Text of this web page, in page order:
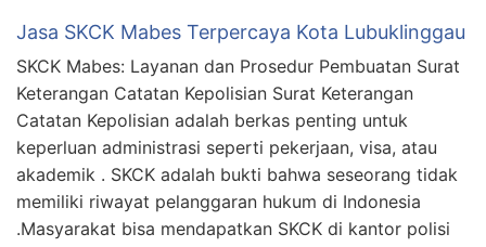
Jasa SKCK Mabes Terpercaya Kota Lubuklinggau
SKCK Mabes: Layanan dan Prosedur Pembuatan Surat
Keterangan Catatan Kepolisian Surat Keterangan
Catatan Kepolisian adalah berkas penting untuk
keperluan administrasi seperti pekerjaan, visa, atau
akademik . SKCK adalah bukti bahwa seseorang tidak
memiliki riwayat pelanggaran hukum di Indonesia
.Masyarakat bisa mendapatkan SKCK di kantor polisi